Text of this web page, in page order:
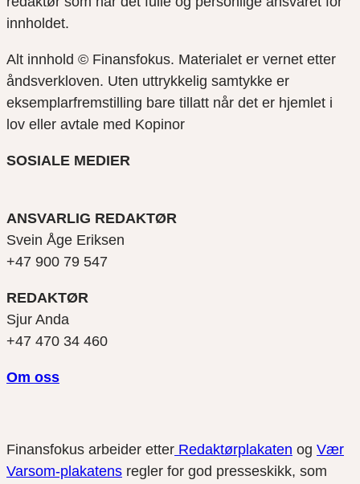
innholdet.
Alt innhold © Finansfokus. Materialet er vernet etter
åndsverkloven. Uten uttrykkelig samtykke er
eksemplarfremstilling bare tillatt når det er hjemlet i
lov eller avtale med Kopinor
SOSIALE MEDIER
ANSVARLIG REDAKTØR
Svein Åge Eriksen
+47 900 79 547
REDAKTØR
Sjur Anda
+47 470 34 460
Om oss
Finansfokus arbeider etter Redaktørplakaten og Vær
Varsom-plakatens regler for god presseskikk, som